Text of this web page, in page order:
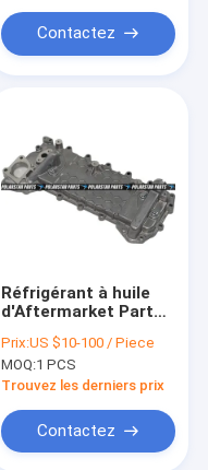
Contactez
Réfrigérant à huile
d'Aftermarket Parts
8973852011
excavatrices Assy
Isuzu Npr Nqr
Prix:US $10-100 / Piece
MOQ:1 PCS
Trouvez les derniers prix
Contactez